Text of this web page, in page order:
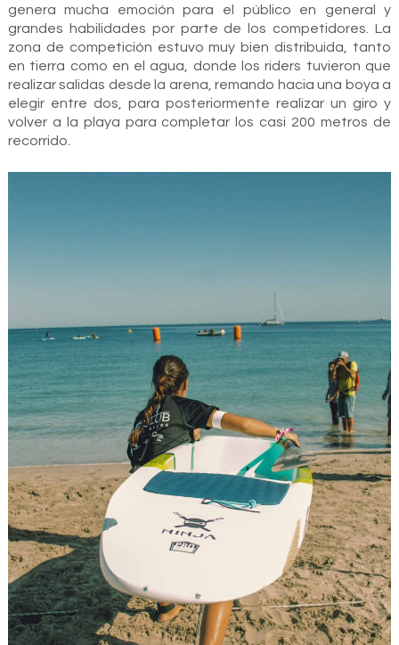
genera mucha emoción para el público en general y
grandes habilidades por parte de los competidores. La
zona de competición estuvo muy bien distribuida, tanto
en tierra como en el agua, donde los riders tuvieron que
realizar salidas desde la arena, remando hacia una boya a
elegir entre dos, para posteriormente realizar un giro y
volver a la playa para completar los casi 200 metros de
recorrido.